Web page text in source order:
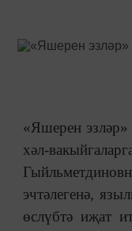
«Яшерен эзләр»
хәл-
эчтәлегенә,
өслүбтә иҗат